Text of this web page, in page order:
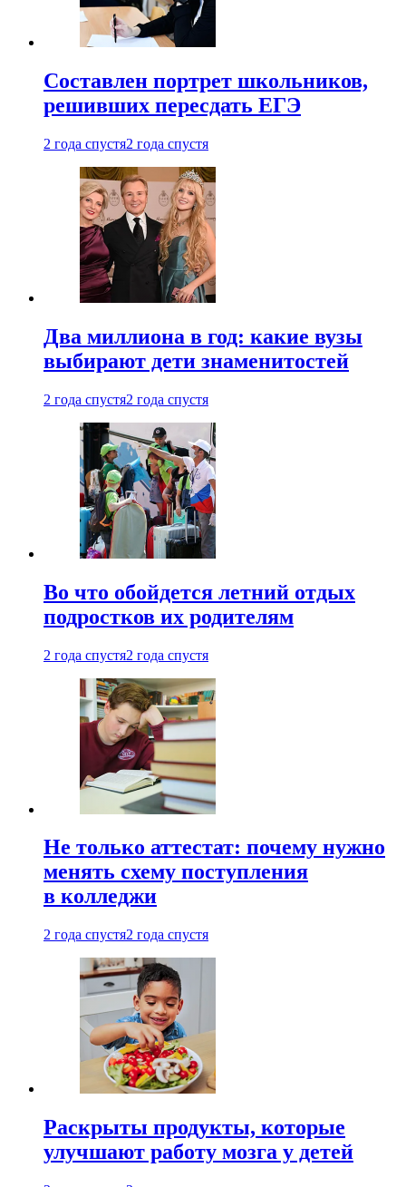
Составлен портрет школьников,
решивших пересдать ЕГЭ
2 года спустя2 года спустя
Два миллиона в год: какие вузы
выбирают дети знаменитостей
2 года спустя2 года спустя
Во что обойдется летний отдых
подростков их родителям
2 года спустя2 года спустя
Не только аттестат: почему нужно
менять схему поступления
в колледжи
2 года спустя2 года спустя
Раскрыты продукты, которые
улучшают работу мозга у детей